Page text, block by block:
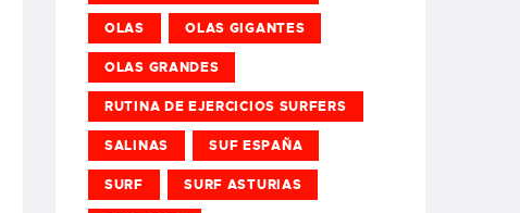
OLAS OLAS GIGANTES
OLAS GRANDES
RUTINA DE EJERCICIOS SURFERS
SALINAS SUF ESPAÑA
SURF SURF ASTURIAS